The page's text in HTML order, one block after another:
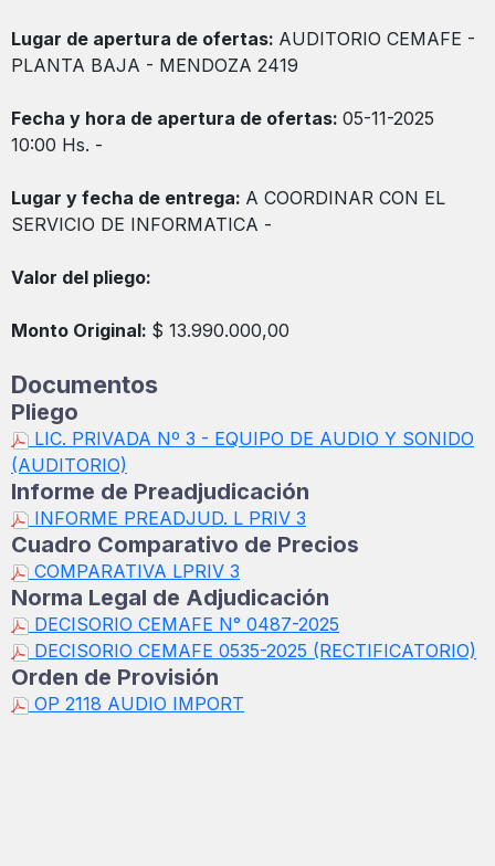
Lugar de apertura de ofertas: AUDITORIO CEMAFE -
PLANTA BAJA - MENDOZA 2419
Fecha y hora de apertura de ofertas: 05-11-2025
10:00 Hs. -
Lugar y fecha de entrega: A COORDINAR CON EL
SERVICIO DE INFORMATICA -
Valor del pliego:
Monto Original: $ 13.990.000,00
Documentos
Pliego
LIC. PRIVADA Nº 3 - EQUIPO DE AUDIO Y SONIDO
(AUDITORIO)
Informe de Preadjudicación
INFORME PREADJUD. L PRIV 3
Cuadro Comparativo de Precios
COMPARATIVA LPRIV 3
Norma Legal de Adjudicación
DECISORIO CEMAFE N° 0487-2025
DECISORIO CEMAFE 0535-2025 (RECTIFICATORIO)
Orden de Provisión
OP 2118 AUDIO IMPORT